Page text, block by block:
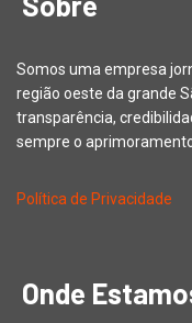
Somos uma empresa
região oeste da grande
transparência,
sempre o
Política de Privacidade
Onde